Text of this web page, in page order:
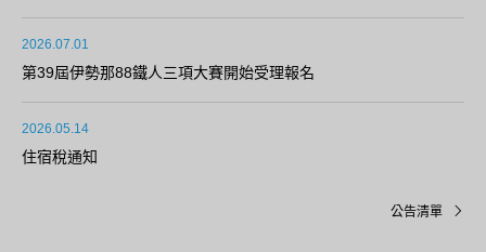
2026.07.01
第39屆伊勢那88鐵人三項大賽開始受理報名
2026.05.14
住宿稅通知
公告清單